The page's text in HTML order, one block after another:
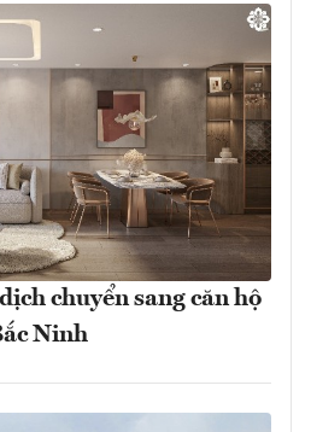
chuyển sang căn hộ
Ninh